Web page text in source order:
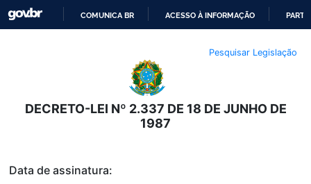
O
CONTEÚDO
COMUNICA BR ACESSO À INFORMAÇÃO
Pesquisar Legislação
DECRETO-LEI Nº 2.337 DE 18 DE JUNHO DE
1987
Data de assinatura: